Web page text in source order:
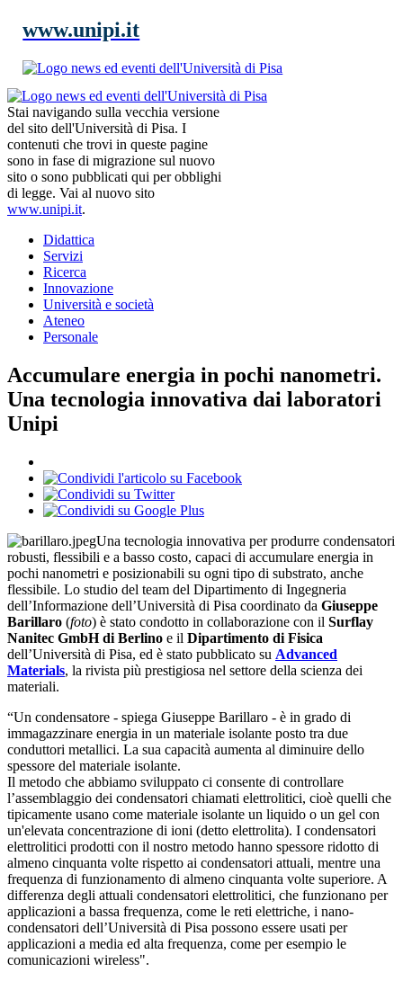
www.unipi.it
Stai navigando sulla vecchia versione
del sito dell'Università di Pisa. I
contenuti che trovi in queste pagine
sono in fase di migrazione sul nuovo
sito o sono pubblicati qui per obblighi
di legge. Vai al nuovo sito
www.unipi.it.
Didattica
Servizi
Ricerca
Innovazione
Università e società
Ateneo
Personale
Accumulare energia in pochi nanometri.
Una tecnologia innovativa dai laboratori
Unipi
Una tecnologia innovativa per produrre condensatori
robusti, flessibili e a basso costo, capaci di accumulare energia in
pochi nanometri e posizionabili su ogni tipo di substrato, anche
flessibile. Lo studio del team del Dipartimento di Ingegneria
dell’Informazione dell’Università di Pisa coordinato da Giuseppe
Barillaro (foto) è stato condotto in collaborazione con il Surflay
Nanitec GmbH di Berlino e il Dipartimento di Fisica
dell’Università di Pisa, ed è stato pubblicato su Advanced
Materials, la rivista più prestigiosa nel settore della scienza dei
materiali.
“Un condensatore - spiega Giuseppe Barillaro - è in grado di
immagazzinare energia in un materiale isolante posto tra due
conduttori metallici. La sua capacità aumenta al diminuire dello
spessore del materiale isolante.
Il metodo che abbiamo sviluppato ci consente di controllare
l’assemblaggio dei condensatori chiamati elettrolitici, cioè quelli che
tipicamente usano come materiale isolante un liquido o un gel con
un'elevata concentrazione di ioni (detto elettrolita). I condensatori
elettrolitici prodotti con il nostro metodo hanno spessore ridotto di
almeno cinquanta volte rispetto ai condensatori attuali, mentre una
frequenza di funzionamento di almeno cinquanta volte superiore. A
differenza degli attuali condensatori elettrolitici, che funzionano per
applicazioni a bassa frequenza, come le reti elettriche, i nano-
condensatori dell’Università di Pisa possono essere usati per
applicazioni a media ed alta frequenza, come per esempio le
comunicazioni wireless".